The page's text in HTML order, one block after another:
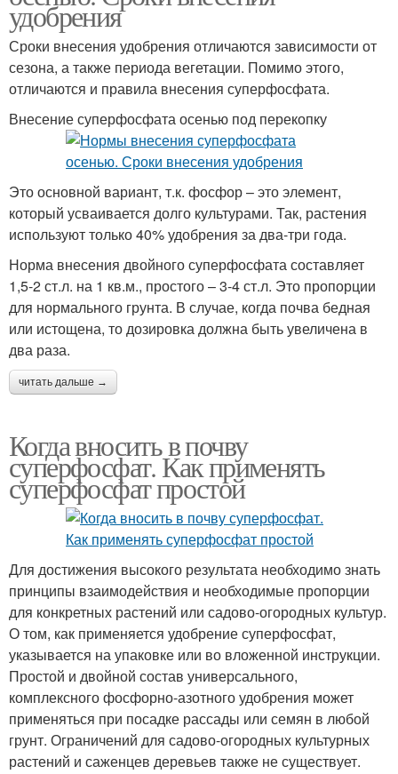
удобрения
Сроки внесения удобрения отличаются зависимости от
сезона, а также периода вегетации. Помимо этого,
отличаются и правила внесения суперфосфата.
Внесение суперфосфата осенью под перекопку
Это основной вариант, т.к. фосфор – это элемент,
который усваивается долго культурами. Так, растения
используют только 40% удобрения за два-три года.
Норма внесения двойного суперфосфата составляет
1,5-2 ст.л. на 1 кв.м., простого – 3-4 ст.л. Это пропорции
для нормального грунта. В случае, когда почва бедная
или истощена, то дозировка должна быть увеличена в
два раза.
читать дальше →
Когда вносить в почву
суперфосфат. Как применять
суперфосфат простой
Для достижения высокого результата необходимо знать
принципы взаимодействия и необходимые пропорции
для конкретных растений или садово-огородных культур.
О том, как применяется удобрение суперфосфат,
указывается на упаковке или во вложенной инструкции.
Простой и двойной состав универсального,
комплексного фосфорно-азотного удобрения может
применяться при посадке рассады или семян в любой
грунт. Ограничений для садово-огородных культурных
растений и саженцев деревьев также не существует.